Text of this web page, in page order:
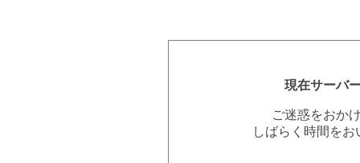
現在サーバ
ご迷惑をおか
しばらく時間を